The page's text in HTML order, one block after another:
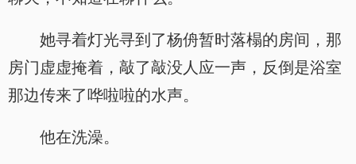
她寻着灯光寻到了杨侜暂时落榻的房间，那
房门虚虚掩着，敲了敲没人应一声，反倒是浴室
那边传来了哗啦啦的水声。
他在洗澡。